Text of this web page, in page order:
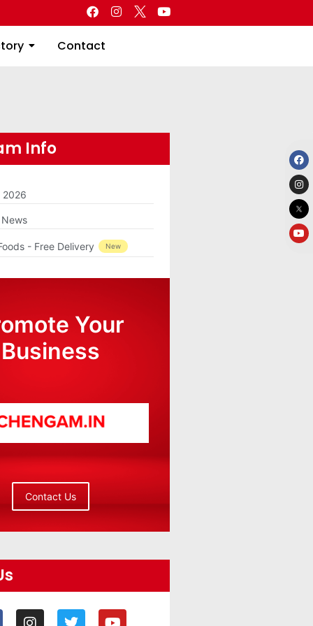
Contact
Directory Contact
Info
2026
- Free Delivery New
Your
Business
Contact Us